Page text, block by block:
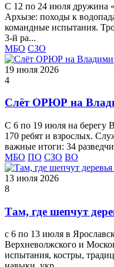
С 12 по 24 июля дружина
Архызе: походы к
командные испытания.
3‑й ра...
МБО СЗО
19 июля 2026
4
Слёт ОРЮР на
С 6 по 19 июля на берегу
170 ребят и взрослых.
важные итоги: 34
МБО ПО СЗО ВО
13 июля 2026
8
Там, где шепчут
с 6 по 13 июля в
Верхневолжского и
испытания, костры,